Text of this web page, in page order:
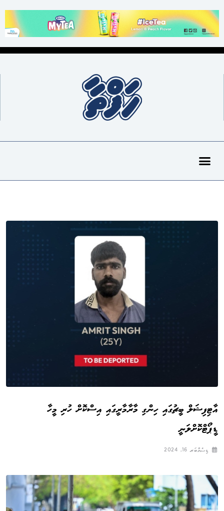
އާޓިފިޝަލް ބީޗުގައި ހިންގި މާރާމާރީގައި އިސްކޮށް ހުރި މީހާ
ޑީޕޯޓްކޮށްލަނީ
ޑިސެމްބަރ 16, 2024